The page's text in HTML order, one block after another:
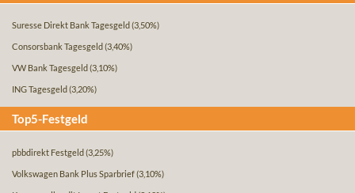
Suresse Direkt Bank Tagesgeld (3,50%)
Consorsbank Tagesgeld (3,40%)
VW Bank Tagesgeld (3,10%)
ING Tagesgeld (3,20%)
Top5-Festgeld
pbbdirekt Festgeld (3,25%)
Volkswagen Bank Plus Sparbrief(3,10%)